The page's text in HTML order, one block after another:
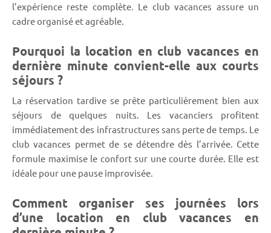
l’expérience reste complète. Le club vacances assure un
cadre organisé et agréable.
Pourquoi la location en club vacances en
dernière minute convient-elle aux courts
séjours ?
La réservation tardive se prête particulièrement bien aux
séjours de quelques nuits. Les vacanciers profitent
immédiatement des infrastructures sans perte de temps. Le
club vacances permet de se détendre dès l’arrivée. Cette
formule maximise le confort sur une courte durée. Elle est
idéale pour une pause improvisée.
Comment organiser ses journées lors
d’une location en club vacances en